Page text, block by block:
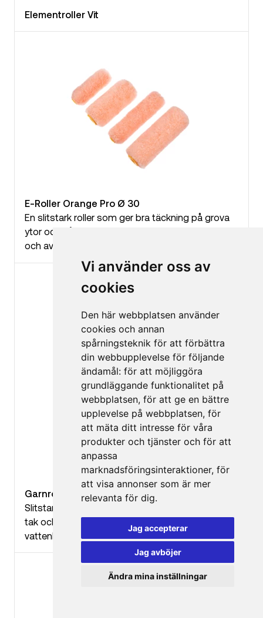
Vi använder oss av
cookies
Den här webbplatsen använder
cookies och annan
spårningsteknik för att förbättra
din webbupplevelse för följande
ändamål:för att möjliggöra
grundläggande funktionalitet på
webbplatsen,för att ge en bättre
upplevelse på webbplatsen,för
att mäta ditt intresse för våra
produkter och tjänster och för att
anpassa
marknadsföringsinteraktioner,för
att visa annonser som är mer
relevanta för dig.
Jag accepterar
Jag avböjer
Ändra mina inställningar
Elementroller Vit
E-Roller Orange Pro Ø 30
En slitstark roller som ger bra täckning på grova
ytor och når in i alla ojämnheter. Rollern tar upp
och avger mer färg.
Garnroller
Slitstark roller lämplig för grova ytor som vägg,
tak och fasad med lösningsmedels- och
vattenbaserad färg.